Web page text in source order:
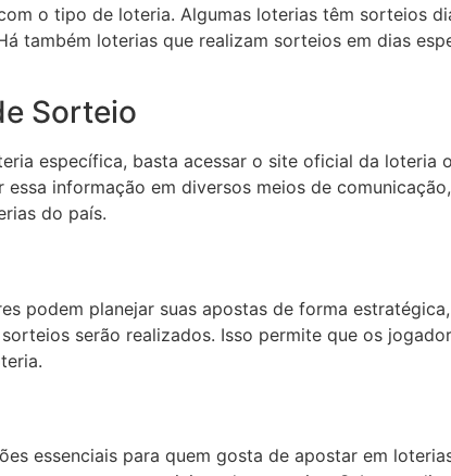
o tipo de loteria. Algumas loterias têm sorteios
também loterias que realizam sorteios em dias
Sorteio
específica, basta acessar o site oficial da loteria
informação em diversos meios de
do país.
podem planejar suas apostas de forma
serão realizados. Isso permite que os
essenciais para quem gosta de apostar em